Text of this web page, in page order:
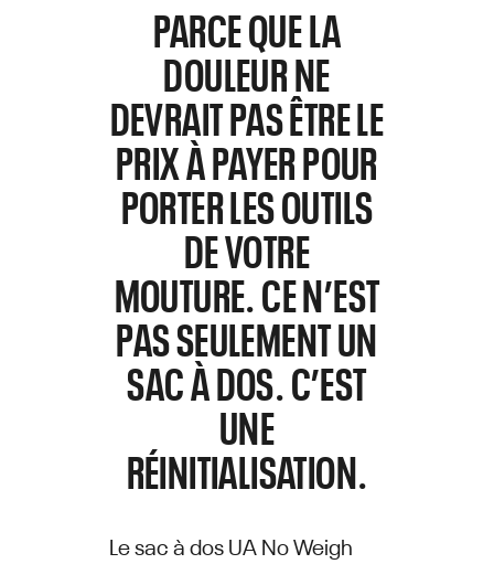
PARCE QUE LA
DOULEUR NE
DEVRAIT PAS ÊTRE LE
PRIX À PAYER POUR
PORTER LES OUTILS
DE VOTRE
MOUTURE.CE N’EST
PAS SEULEMENT UN
SAC À DOS. C’EST
UNE
RÉINITIALISATION.
Le sac à dos UA No Weigh